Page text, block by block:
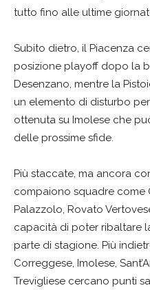
tutto fino alle ultime
Subito dietro, il Piacenza
posizione playoff dopo la
Desenzano, mentre la
un elemento di disturbo
ottenuta su Imolese che
delle prossime sfide.
Più staccate, ma ancora
compaiono squadre come
Palazzolo, Rovato
capacità di poter ribaltare
parte di stagione. Più
Correggese, Imolese,
Trevigliese cercano punti